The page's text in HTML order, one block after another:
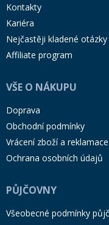
Kontakty
Kariéra
Nejčastěji kladené
Affiliate program
VŠE O NÁKUPU
Doprava
Obchodní podmínky
Vrácení zboží a reklamace
Ochrana osobních údajů
PŮJČOVNY
Všeobecné podmínky